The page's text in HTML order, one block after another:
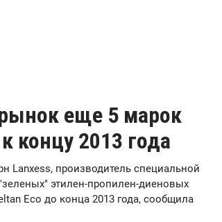
еще 5 марок
концу 2013 года
Lanxess, производитель специальной
этилен-пропилен-диеновых
Eco до конца 2013 года, сообщила